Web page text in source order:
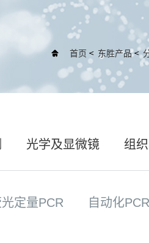
首页 东胜产品
光学及显微镜 组
定量PCR 自动化PCR